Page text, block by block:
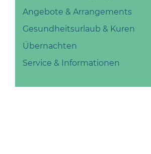
Angebote & Arrangements
Gesundheitsurlaub & Kuren
Übernachten
Service & Informationen